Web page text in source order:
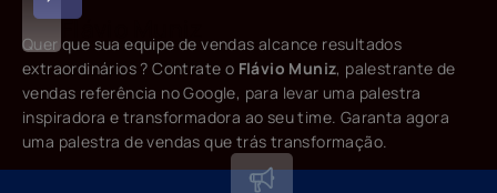
Flávio Muniz
Quer que sua equipe de vendas alcance resultados
extraordinários ? Contrate o Flávio Muniz, palestrante de
vendas referência no Google, para levar uma palestra
inspiradora e transformadora ao seu time. Garanta agora
uma palestra de vendas que trás transformação.